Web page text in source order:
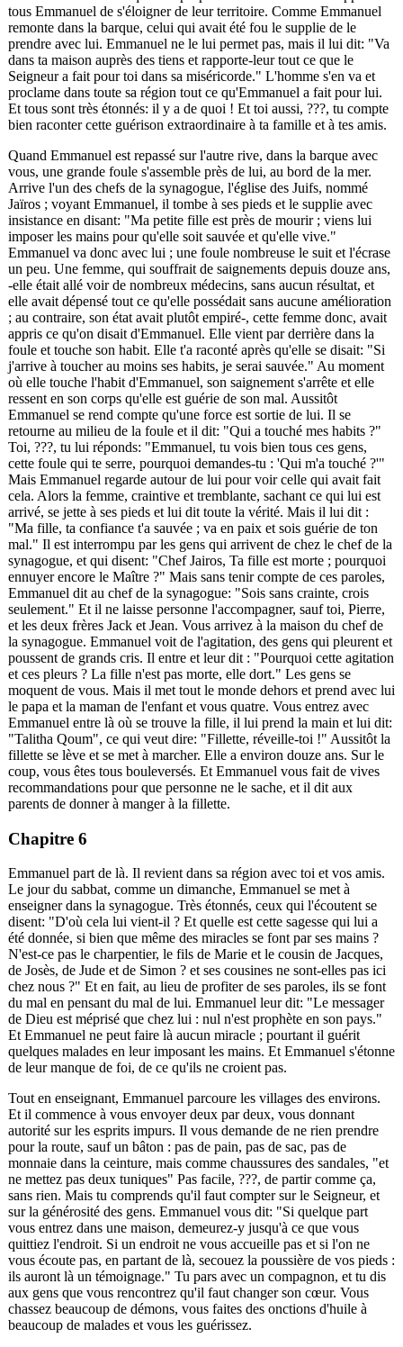
tous Emmanuel de s'éloigner de leur territoire. Comme Emmanuel
remonte dans la barque, celui qui avait été fou le supplie de le
prendre avec lui. Emmanuel ne le lui permet pas, mais il lui dit: "Va
dans ta maison auprès des tiens et rapporte-leur tout ce que le
Seigneur a fait pour toi dans sa miséricorde." L'homme s'en va et
proclame dans toute sa région tout ce qu'Emmanuel a fait pour lui.
Et tous sont très étonnés: il y a de quoi ! Et toi aussi, ???, tu compte
bien raconter cette guérison extraordinaire à ta famille et à tes amis.
Quand Emmanuel est repassé sur l'autre rive, dans la barque avec
vous, une grande foule s'assemble près de lui, au bord de la mer.
Arrive l'un des chefs de la synagogue, l'église des Juifs, nommé
Jaïros ; voyant Emmanuel, il tombe à ses pieds et le supplie avec
insistance en disant: "Ma petite fille est près de mourir ; viens lui
imposer les mains pour qu'elle soit sauvée et qu'elle vive."
Emmanuel va donc avec lui ; une foule nombreuse le suit et l'écrase
un peu. Une femme, qui souffrait de saignements depuis douze ans,
-elle était allé voir de nombreux médecins, sans aucun résultat, et
elle avait dépensé tout ce qu'elle possédait sans aucune amélioration
; au contraire, son état avait plutôt empiré-, cette femme donc, avait
appris ce qu'on disait d'Emmanuel. Elle vient par derrière dans la
foule et touche son habit. Elle t'a raconté après qu'elle se disait: "Si
j'arrive à toucher au moins ses habits, je serai sauvée." Au moment
où elle touche l'habit d'Emmanuel, son saignement s'arrête et elle
ressent en son corps qu'elle est guérie de son mal. Aussitôt
Emmanuel se rend compte qu'une force est sortie de lui. Il se
retourne au milieu de la foule et il dit: "Qui a touché mes habits ?"
Toi, ???, tu lui réponds: "Emmanuel, tu vois bien tous ces gens,
cette foule qui te serre, pourquoi demandes-tu : 'Qui m'a touché ?'"
Mais Emmanuel regarde autour de lui pour voir celle qui avait fait
cela. Alors la femme, craintive et tremblante, sachant ce qui lui est
arrivé, se jette à ses pieds et lui dit toute la vérité. Mais il lui dit :
"Ma fille, ta confiance t'a sauvée ; va en paix et sois guérie de ton
mal." Il est interrompu par les gens qui arrivent de chez le chef de la
synagogue, et qui disent: "Chef Jairos, Ta fille est morte ; pourquoi
ennuyer encore le Maître ?" Mais sans tenir compte de ces paroles,
Emmanuel dit au chef de la synagogue: "Sois sans crainte, crois
seulement." Et il ne laisse personne l'accompagner, sauf toi, Pierre,
et les deux frères Jack et Jean. Vous arrivez à la maison du chef de
la synagogue. Emmanuel voit de l'agitation, des gens qui pleurent et
poussent de grands cris. Il entre et leur dit : "Pourquoi cette agitation
et ces pleurs ? La fille n'est pas morte, elle dort." Les gens se
moquent de vous. Mais il met tout le monde dehors et prend avec lui
le papa et la maman de l'enfant et vous quatre. Vous entrez avec
Emmanuel entre là où se trouve la fille, il lui prend la main et lui dit:
"Talitha Qoum", ce qui veut dire: "Fillette, réveille-toi !" Aussitôt la
fillette se lève et se met à marcher. Elle a environ douze ans. Sur le
coup, vous êtes tous bouleversés. Et Emmanuel vous fait de vives
recommandations pour que personne ne le sache, et il dit aux
parents de donner à manger à la fillette.
Chapitre 6
Emmanuel part de là. Il revient dans sa région avec toi et vos amis.
Le jour du sabbat, comme un dimanche, Emmanuel se met à
enseigner dans la synagogue. Très étonnés, ceux qui l'écoutent se
disent: "D'où cela lui vient-il ? Et quelle est cette sagesse qui lui a
été donnée, si bien que même des miracles se font par ses mains ?
N'est-ce pas le charpentier, le fils de Marie et le cousin de Jacques,
de Josès, de Jude et de Simon ? et ses cousines ne sont-elles pas ici
chez nous ?" Et en fait, au lieu de profiter de ses paroles, ils se font
du mal en pensant du mal de lui. Emmanuel leur dit: "Le messager
de Dieu est méprisé que chez lui : nul n'est prophète en son pays."
Et Emmanuel ne peut faire là aucun miracle ; pourtant il guérit
quelques malades en leur imposant les mains. Et Emmanuel s'étonne
de leur manque de foi, de ce qu'ils ne croient pas.
Tout en enseignant, Emmanuel parcoure les villages des environs.
Et il commence à vous envoyer deux par deux, vous donnant
autorité sur les esprits impurs. Il vous demande de ne rien prendre
pour la route, sauf un bâton : pas de pain, pas de sac, pas de
monnaie dans la ceinture, mais comme chaussures des sandales, "et
ne mettez pas deux tuniques" Pas facile, ???, de partir comme ça,
sans rien. Mais tu comprends qu'il faut compter sur le Seigneur, et
sur la générosité des gens. Emmanuel vous dit: "Si quelque part
vous entrez dans une maison, demeurez-y jusqu'à ce que vous
quittiez l'endroit. Si un endroit ne vous accueille pas et si l'on ne
vous écoute pas, en partant de là, secouez la poussière de vos pieds :
ils auront là un témoignage." Tu pars avec un compagnon, et tu dis
aux gens que vous rencontrez qu'il faut changer son cœur. Vous
chassez beaucoup de démons, vous faites des onctions d'huile à
beaucoup de malades et vous les guérissez.